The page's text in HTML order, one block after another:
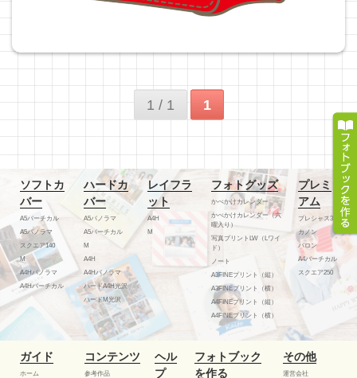
1 / 1 1
ソフトカ
バー
A5バーチカル
A5パノラマ
スクエア140
M
A4Hパノラマ
A4Hバーチカル
ハードカ
バー
A5パノラマ
A5バーチカル
M
A4H
A4Hパノラマ
ハードA4H光沢
ハードM光沢
レイフラ
ット
A4H
M
フォトグッズ
かべかけカレンダー
かべかけカレンダー（六
曜入り）
写真プリントLW（Lワイ
ド）
ノート
A3FINEプリント（縦）
A3FINEプリント（横）
A4FINEプリント（縦）
A4FINEプリント（横）
プレミ
アム
プレシャス300
カノン
バロン
A4バーチカル
スクエア250
ガイド
ホーム
コンテンツ
参考作品
ヘル
プ
フォトブック
を作る
その他
運営会社